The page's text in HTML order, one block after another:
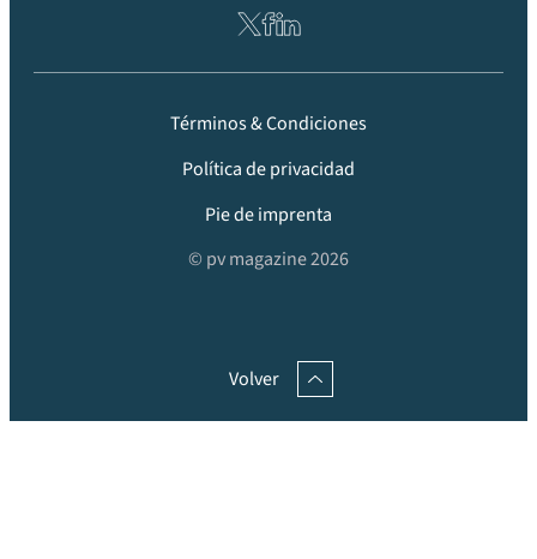
Términos & Condiciones
Política de privacidad
Pie de imprenta
© pv magazine 2026
Volver